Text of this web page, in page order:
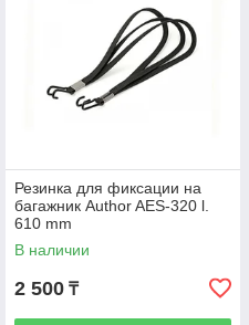
Резинка для фиксации на
багажник Author AES-320 l.
610 mm
В наличии
2 500 ₸